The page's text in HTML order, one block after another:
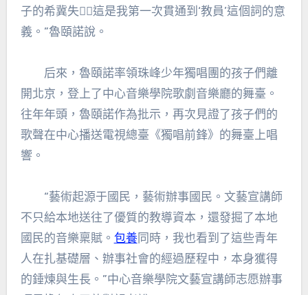
子的希冀失，這是我第一次貫通到‘教員’這個詞的意
義。”魯頤諾說。
后來，魯頤諾率領珠峰少年獨唱團的孩子們離
開北京，登上了中心音樂學院歌劇音樂廳的舞臺。
往年年頭，魯頤諾作為批示，再次見證了孩子們的
歌聲在中心播送電視總臺《獨唱前鋒》的舞臺上唱
響。
“藝術起源于國民，藝術辦事國民。文藝宣講師
不只給本地送往了優質的教導資本，還發掘了本地
國民的音樂稟賦。 包養同時，我也看到了這些青年
人在扎基礎層、辦事社會的經過歷程中，本身獲得
的錘煉與生長。”中心音樂學院文藝宣講師志愿辦事